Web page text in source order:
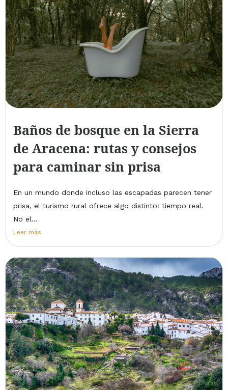
Baños de bosque en la Sierra
de Aracena: rutas y consejos
para caminar sin prisa
En un mundo donde incluso las escapadas parecen tener
prisa, el turismo rural ofrece algo distinto: tiempo real.
No el...
Leer más